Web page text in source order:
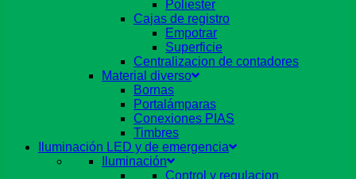
Poliester
Cajas de registro
Empotrar
Superficie
Centralizacion de contadores
Material diverso
Bornas
Portalámparas
Conexiones PIAS
Timbres
Iluminación LED y de emergencia
Iluminación
Control y regulacion